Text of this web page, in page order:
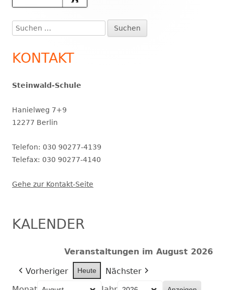
Suchen
nach:
KONTAKT
Steinwald-Schule
Hanielweg 7+9
12277 Berlin
Telefon: 030 90277-4139
Telefax: 030 90277-4140
Gehe zur Kontakt-Seite
KALENDER
Veranstaltungen im August 2026
Vorheriger Heute
Nächster